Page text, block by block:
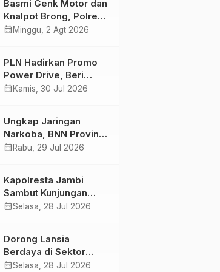
Semakin Skena
Basmi Genk Motor dan
Knalpot Brong, Polres
Tanjab Barat Amankan
calendar_month Minggu, 2 Agt 2026
PLN Hadirkan Promo
Power Drive, Beri
Diskon Tambah Daya
calendar_month Kamis, 30 Jul 2026
Ungkap Jaringan
Narkoba, BNN Provinsi
Jambi dan Bea Cukai
Butir Ekstasi dan 146
Gram Sabu
calendar_month Rabu, 29 Jul 2026
Kapolresta Jambi
Sambut Kunjungan
Ketua dan Pengurus
Kolaborasi
calendar_monthSelasa, 28 Jul 2026
Dorong Lansia
Berdaya di Sektor
Hijau, Pertamina EP
calendar_monthSelasa, 28 Jul 2026